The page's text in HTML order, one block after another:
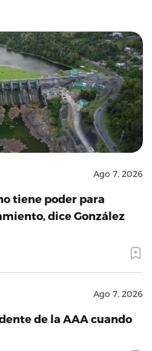
Ago 7, 2026
tiene poder para
dice González
Ago 7, 2026
de la AAA cuando